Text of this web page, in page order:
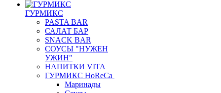
ГУРМИКС
PASTA BAR
САЛАТ БАР
SNACK BAR
СОУСЫ "НУЖЕН
УЖИН"
НАПИТКИ VITA
ГУРМИКС HoReCa
Маринады